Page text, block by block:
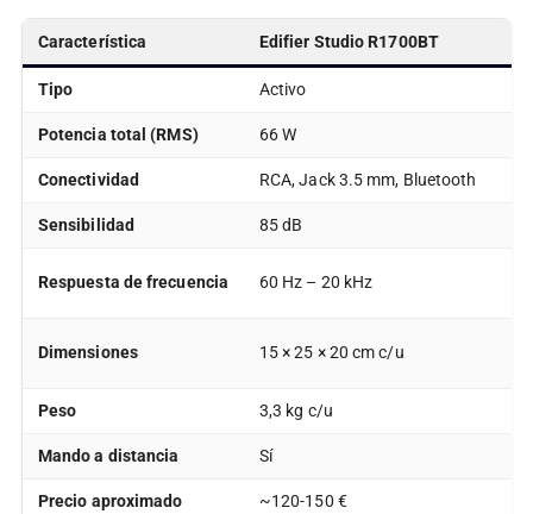
Característica Edifier Studio R1700BT
Tipo Activo
Potencia total (RMS) 66 W
Conectividad RCA, Jack 3.5 mm, Bluetooth
Sensibilidad 85 dB
Respuesta de frecuencia 60 Hz – 20 kHz
Dimensiones 15 × 25 × 20 cm c/u
Peso 3,3 kg c/u
Mando a distancia Sí
Precio aproximado ~120-150 €